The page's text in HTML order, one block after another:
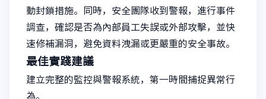
動封鎖措施。同時，安全團隊收到警報，進行事件
調查，確認是否為內部員工失誤或外部攻擊，並快
速修補漏洞，避免資料洩漏或更嚴重的安全事故。
最佳實踐建議
建立完整的監控與警報系統，第一時間捕捉異常行
為。